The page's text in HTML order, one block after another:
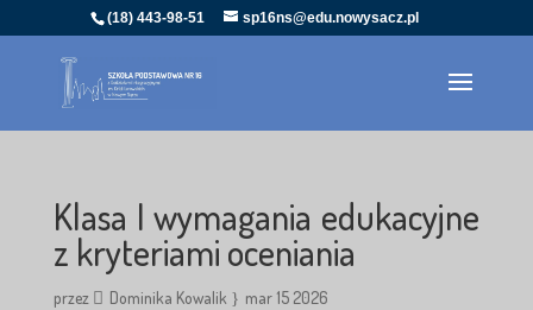
(18) 443-98-51 sp16ns@edu.nowysacz.pl
Klasa I wymagania edukacyjne
z kryteriami oceniania
przez Dominika Kowalik mar 15 2026